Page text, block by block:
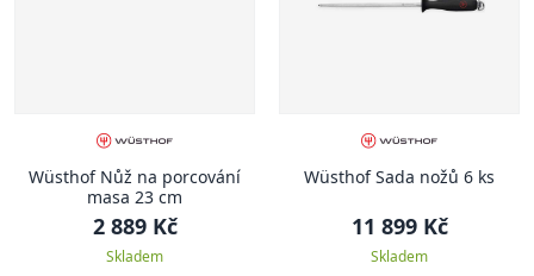
Wüsthof Nůž na porcování
masa 23 cm
2 889 Kč
Skladem
Wüsthof Sada nožů 6 ks
11 899 Kč
Skladem